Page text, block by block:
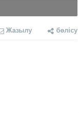
Жазылу бөлісу